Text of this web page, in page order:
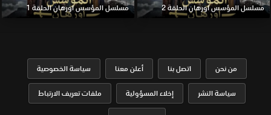
مسلسل المؤسس اورهان الحلقة 2 مسلسل المؤسس اورهان الحلقة 1
من نحن اتصل بنا أعلن معنا
سياسة الخصوصية
سياسة النشر
إخلاء المسؤولية
ملفات تعريف الارتباط